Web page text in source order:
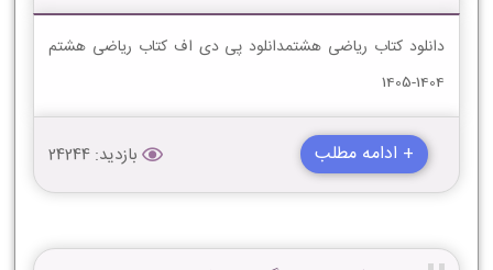
دانلود کتاب ریاضی هشتمدانلود پی دی اف کتاب ریاضی هشتم
1404-1405
+ ادامه مطلب بازدید: 24244